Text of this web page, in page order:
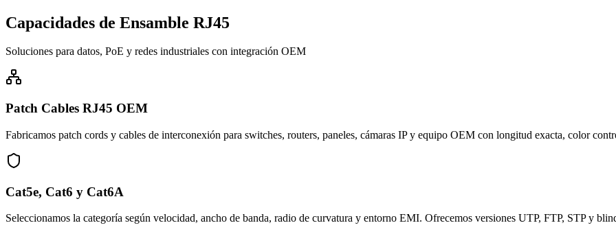
Capacidades de Ensamble RJ45
Soluciones para datos, PoE y redes industriales con integración OEM
Patch Cables RJ45 OEM
Fabricamos patch cords y cables de interconexión para switches, routers, paneles, cámaras IP y equipo OEM con longitud exacta, color
Cat5e, Cat6 y Cat6A
Seleccionamos la categoría según velocidad, ancho de banda, radio de curvatura y entorno EMI. Ofrecemos versiones UTP, FTP, STP y